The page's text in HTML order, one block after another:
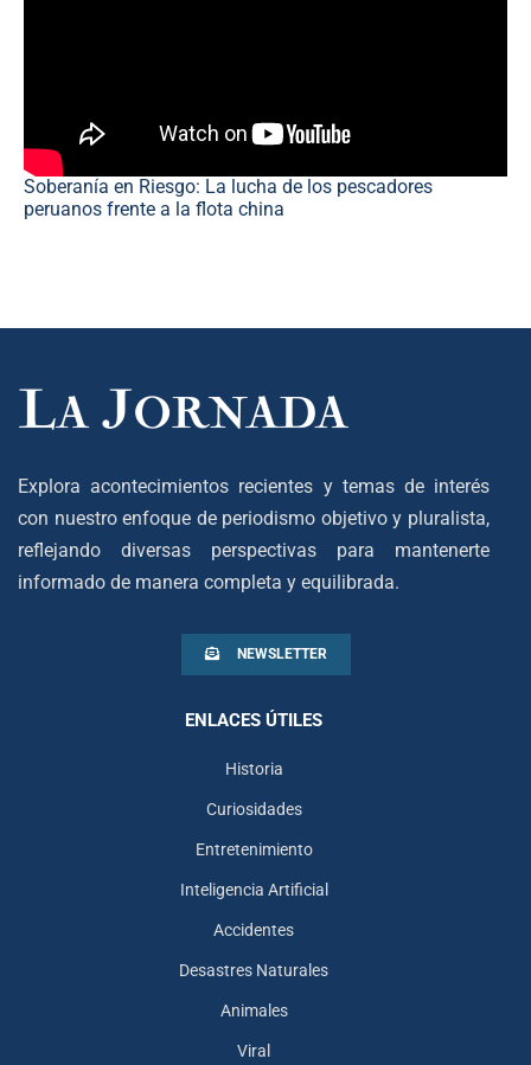
Soberanía en Riesgo: La lucha de los pescadores
peruanos frente a la flota china
Explora acontecimientos recientes y temas de interés
con nuestro enfoque de periodismo objetivo y pluralista,
reflejando diversas perspectivas para mantenerte
informado de manera completa y equilibrada.
NEWSLETTER
ENLACES ÚTILES
Historia
Curiosidades
Entretenimiento
Inteligencia Artificial
Accidentes
Desastres Naturales
Animales
Viral